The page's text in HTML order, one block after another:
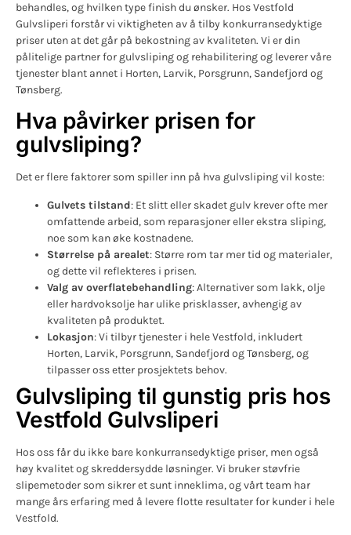
behandles, og hvilken type finish du ønsker. Hos Vestfold
Gulvsliperi forstår vi viktigheten av å tilby konkurransedyktige
priser uten at det går på bekostning av kvaliteten. Vi er din
pålitelige partner for gulvsliping og rehabilitering og leverer våre
tjenester blant annet i Horten, Larvik, Porsgrunn, Sandefjord og
Tønsberg.
Hva påvirker prisen for
gulvsliping?
Det er flere faktorer som spiller inn på hva gulvsliping vil koste:
Gulvets tilstand: Et slitt eller skadet gulv krever ofte mer
omfattende arbeid, som reparasjoner eller ekstra sliping,
noe som kan øke kostnadene.
Størrelse på arealet: Større rom tar mer tid og materialer,
og dette vil reflekteres i prisen.
Valg av overflatebehandling: Alternativer som lakk, olje
eller hardvoksolje har ulike prisklasser, avhengig av
kvaliteten på produktet.
Lokasjon: Vi tilbyr tjenester i hele Vestfold, inkludert
Horten, Larvik, Porsgrunn, Sandefjord og Tønsberg, og
tilpasser oss etter prosjektets behov.
Gulvsliping til gunstig pris hos
Vestfold Gulvsliperi
Hos oss får du ikke bare konkurransedyktige priser, men også
høy kvalitet og skreddersydde løsninger. Vi bruker støvfrie
slipemetoder som sikrer et sunt inneklima, og vårt team har
mange års erfaring med å levere flotte resultater for kunder i hele
Vestfold.